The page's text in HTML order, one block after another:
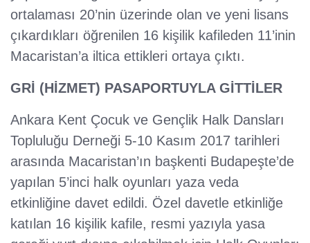
ortalaması 20’nin üzerinde olan ve yeni lisans
çıkardıkları öğrenilen 16 kişilik kafileden 11’inin
Macaristan’a iltica ettikleri ortaya çıktı.
GRİ (HİZMET) PASAPORTUYLA GİTTİLER
Ankara Kent Çocuk ve Gençlik Halk Dansları
Topluluğu Derneği 5-10 Kasım 2017 tarihleri
arasında Macaristan’ın başkenti Budapeşte’de
yapılan 5’inci halk oyunları yaza veda
etkinliğine davet edildi. Özel davetle etkinliğe
katılan 16 kişilik kafile, resmi yazıyla yasa